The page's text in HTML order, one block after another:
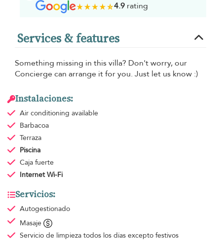
4.9rating
Services & features
Something missing in this villa? Don't worry, our
Concierge can arrange it for you. Just let us know :)
Instalaciones:
Air conditioning available
Barbacoa
Terraza
Piscina
Caja fuerte
Internet Wi-Fi
Servicios:
Autogestionado
Masaje
Servicio de limpieza todos los días excepto festivos